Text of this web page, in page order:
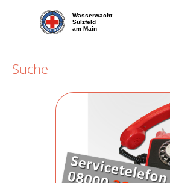
Wasserwacht
Sulzfeld
am Main
Suche